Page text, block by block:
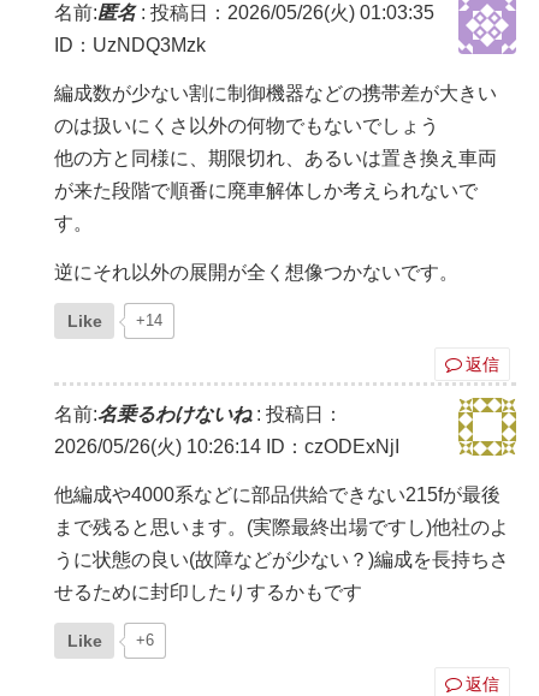
名前:匿名: 投稿日：2026/05/26(火) 01:03:35
ID：UzNDQ3Mzk
編成数が少ない割に制御機器などの携帯差が大きい
のは扱いにくさ以外の何物でもないでしょう
他の方と同様に、期限切れ、あるいは置き換え車両
が来た段階で順番に廃車解体しか考えられないで
す。
逆にそれ以外の展開が全く想像つかないです。
Like +14
返信
名前:名乗るわけないね: 投稿日：
2026/05/26(火) 10:26:14 ID：czODExNjI
他編成や4000系などに部品供給できない215fが最後
まで残ると思います。(実際最終出場ですし)他社のよ
うに状態の良い(故障などが少ない？)編成を長持ちさ
せるために封印したりするかもです
Like +6
返信